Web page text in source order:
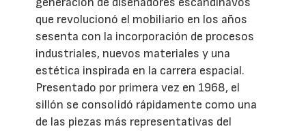
que revolucionó el mobiliario en los años
sesenta con la incorporación de procesos
industriales, nuevos materiales y una
estética inspirada en la carrera espacial.
Presentado por primera vez en 1968, el
sillón se consolidó rápidamente como una
de las piezas más representativas del